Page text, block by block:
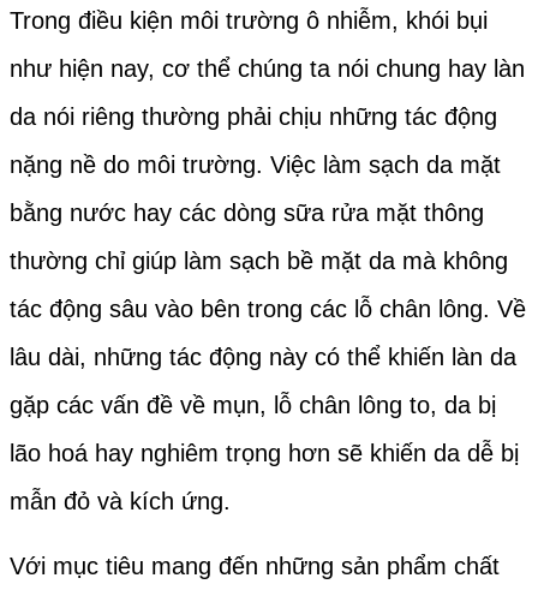
Trong điều kiện môi trường ô nhiễm, khói bụi
như hiện nay, cơ thể chúng ta nói chung hay làn
da nói riêng thường phải chịu những tác động
nặng nề do môi trường. Việc làm sạch da mặt
bằng nước hay các dòng sữa rửa mặt thông
thường chỉ giúp làm sạch bề mặt da mà không
tác động sâu vào bên trong các lỗ chân lông. Về
lâu dài, những tác động này có thể khiến làn da
gặp các vấn đề về mụn, lỗ chân lông to, da bị
lão hoá hay nghiêm trọng hơn sẽ khiến da dễ bị
mẫn đỏ và kích ứng.
Với mục tiêu mang đến những sản phẩm chất